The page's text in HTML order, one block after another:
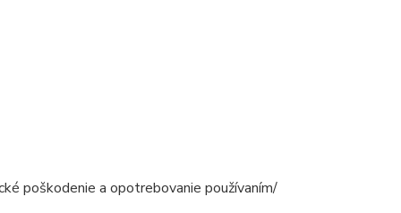
poškodenie a opotrebovanie používaním/